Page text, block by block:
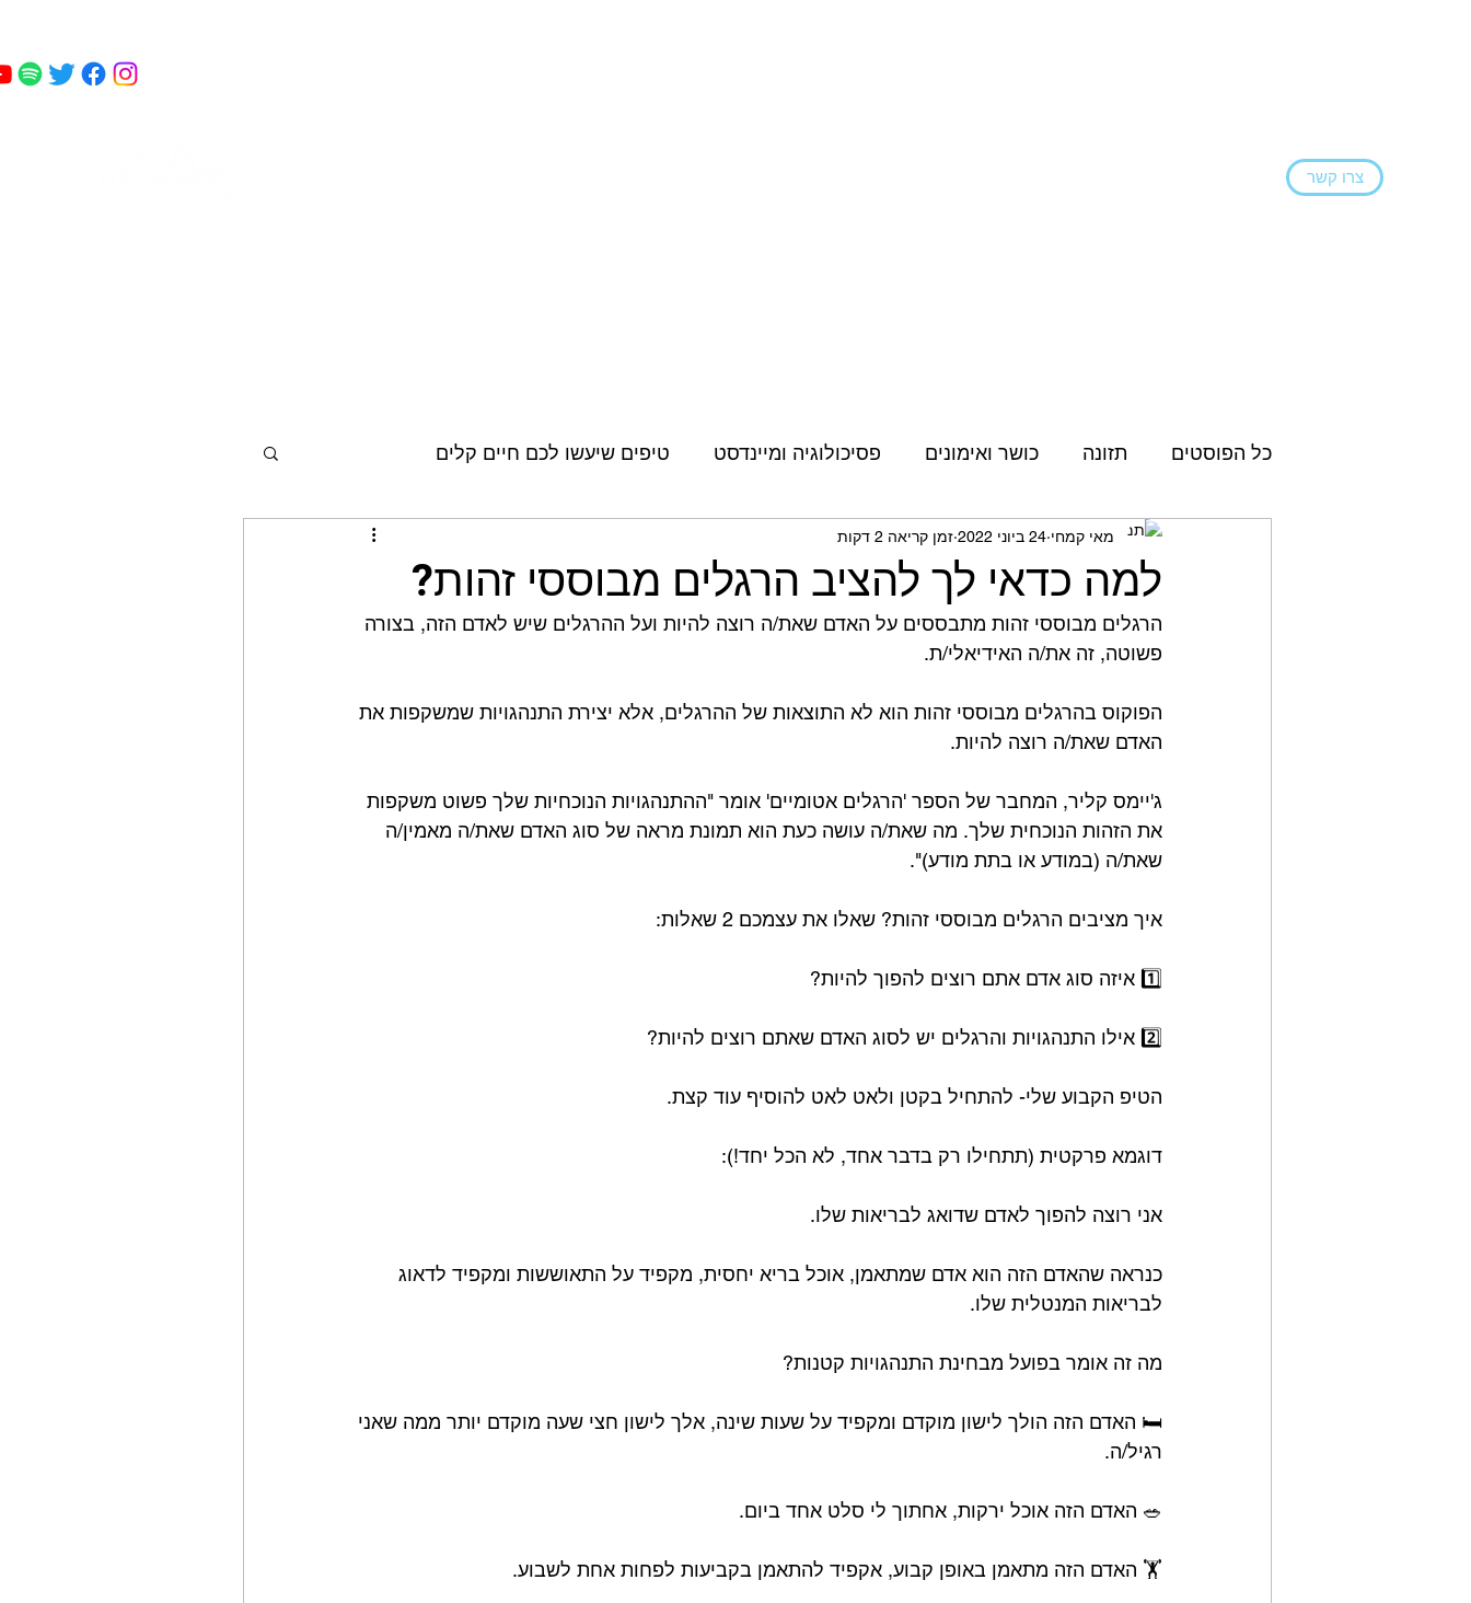
צרו קשר
כל הפוסטים תזונה כושר ואימונים פסיכולוגיה ומיינדסט טיפים שיעשו לכם חיים קלים
מאמני כושר חשיבה ביקורתית ומחקרים
למה כדאי לך להציב הרגלים מבוססי זהות?⁣
מאי קמחי 24 ביוני 2022 זמן קריאה 2 דקות
הרגלים מבוססי זהות מתבססים על האדם שאת/ה רוצה להיות ועל ההרגלים שיש לאדם הזה, בצורה
פשוטה, זה את/ה האידיאלי/ת. ⁣
הפוקוס בהרגלים מבוססי זהות הוא לא התוצאות של ההרגלים, אלא יצירת התנהגויות שמשקפות את
האדם שאת/ה רוצה להיות. ⁣
ג'יימס קליר, המחבר של הספר 'הרגלים אטומיים' אומר "ההתנהגויות הנוכחיות שלך פשוט משקפות
את הזהות הנוכחית שלך. מה שאת/ה עושה כעת הוא תמונת מראה של סוג האדם שאת/ה מאמין/ה
שאת/ה (במודע או בתת מודע)". ⁣
איך מציבים הרגלים מבוססי זהות? שאלו את עצמכם 2 שאלות: ⁣
1️⃣ איזה סוג אדם אתם רוצים להפוך להיות? ⁣
2️⃣ אילו התנהגויות והרגלים יש לסוג האדם שאתם רוצים להיות? ⁣
הטיפ הקבוע שלי- להתחיל בקטן ולאט לאט להוסיף עוד קצת. ⁣
דוגמא פרקטית (תתחילו רק בדבר אחד, לא הכל יחד!): ⁣
אני רוצה להפוך לאדם שדואג לבריאות שלו. ⁣
כנראה שהאדם הזה הוא אדם שמתאמן, אוכל בריא יחסית, מקפיד על התאוששות ומקפיד לדאוג
לבריאות המנטלית שלו. ⁣
מה זה אומר בפועל מבחינת התנהגויות קטנות? ⁣
🛏 האדם הזה הולך לישון מוקדם ומקפיד על שעות שינה, אלך לישון חצי שעה מוקדם יותר ממה שאני
רגיל/ה. ⁣
🥗 האדם הזה אוכל ירקות, אחתוך לי סלט אחד ביום. ⁣
🏋️ האדם הזה מתאמן באופן קבוע, אקפיד להתאמן בקביעות לפחות אחת לשבוע. ⁣